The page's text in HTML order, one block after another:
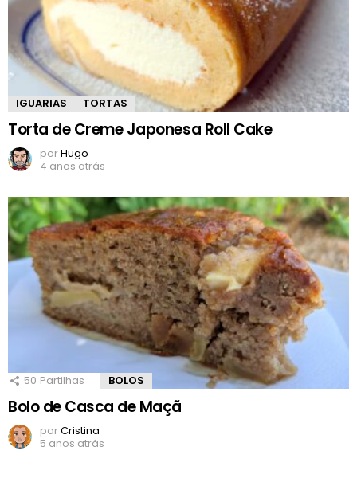
IGUARIAS TORTAS
Torta de Creme Japonesa Roll Cake
porHugo
4 anos atrás
50 Partilhas BOLOS
Bolo de Casca de Maçã
porCristina
5 anos atrás